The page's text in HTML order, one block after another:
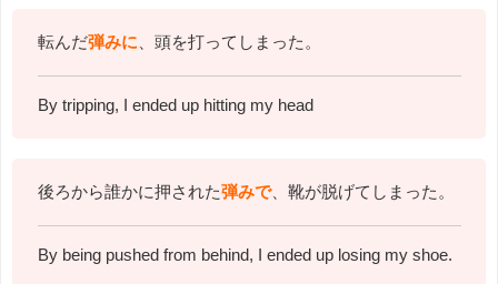
転んだ弾みに 、頭を打ってしまった。
By tripping, I ended up hitting my head
後ろから誰かに押された弾みで、靴が脱げてしまった。
By being pushed from behind, I ended up losing my shoe.